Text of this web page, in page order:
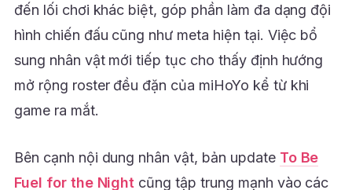
đến lối chơi khác biệt, góp phần làm đa dạng đội
hình chiến đấu cũng như meta hiện tại. Việc bổ
sung nhân vật mới tiếp tục cho thấy định hướng
mở rộng roster đều đặn của miHoYo kể từ khi
game ra mắt.
Bên cạnh nội dung nhân vật, bản update To Be
Fuel for the Night cũng tập trung mạnh vào các